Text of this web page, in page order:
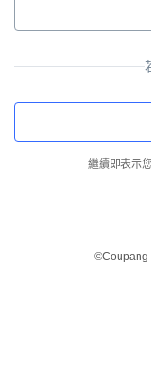
繼續即表示
©Coupang